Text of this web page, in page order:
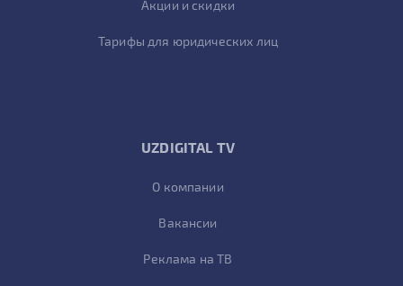
Акции и скидки
Тарифы для юридических лиц
UZDIGITAL TV
О компании
Вакансии
Реклама на ТВ